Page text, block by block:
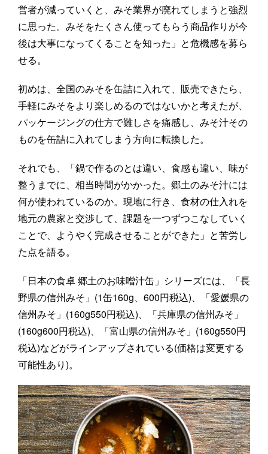
営者が減っていくと、みそ業界が廃れてしまうと強烈
に思った。みそをたくさん使ってもらう商品作りが今
後は大事になってくることを知った」と危機感を募ら
せる。
初めは、全国のみそを缶詰に入れて、販売できたら、
手軽にみそをより楽しめるのではないかと考えたが、
パッケージングの仕方で難しさを痛感し、みそ汁その
ものを缶詰に入れてしまう方向に転換した。
それでも、「鍋で作るのとは違い、食感も違い、味が
整うまでに、相当時間がかかった。郷土のみそ汁には
何が使われているのか。現地に行き、食材の仕入れを
地元の農家と交渉して、課題を一つずつこなしていく
ことで、ようやく完成させることができた」と苦労し
た点を語る。
「日本の食卓 郷土のお味噌汁缶」シリーズには、「長
野県の信州みそ」(1缶160g、600円税込)、「愛媛県の
信州みそ」(160g550円税込)、「兵庫県の信州みそ」
(160g600円税込)、「富山県の信州みそ」(160g550円
税込)などがラインアップされている(価格は変更する
可能性あり)。